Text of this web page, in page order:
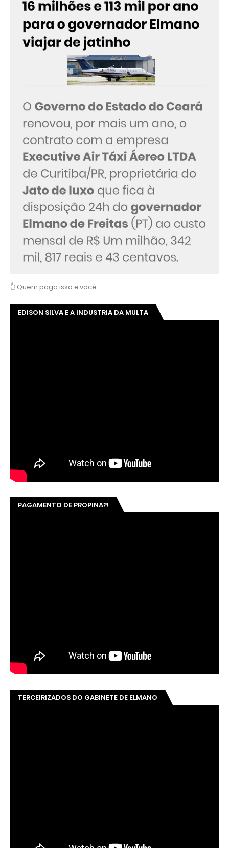
👆 Quem paga isso é você
EDISON SILVA E A INDUSTRIA DA MULTA
PAGAMENTO DE PROPINA?!
TERCEIRIZADOS DO GABINETE DE ELMANO